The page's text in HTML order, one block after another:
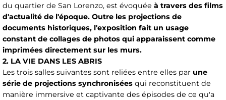
du quartier de San Lorenzo, est évoquée à travers des films
d'actualité de l'époque. Outre les projections de
documents historiques, l'exposition fait un usage
constant de collages de photos qui apparaissent comme
imprimées directement sur les murs.
2. LA VIE DANS LES ABRIS
Les trois salles suivantes sont reliées entre elles par une
série de projections synchronisées qui reconstituent de
manière immersive et captivante des épisodes de ce qu'a